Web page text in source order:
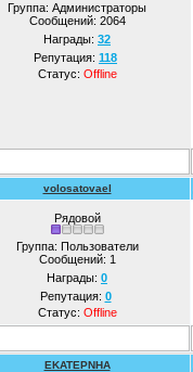
Группа: Администраторы
Сообщений: 2064
Награды: 32
Репутация: 118
Статус: Offline
volosatovael
Рядовой
Группа: Пользователи
Сообщений: 1
Награды: 0
Репутация: 0
Статус: Offline
EKATEPNHA